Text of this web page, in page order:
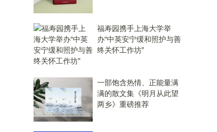
福寿园携手上海大学举
办“中英安宁缓和照护与善
终关怀工作坊”
一部饱含热情、正能量满
满的散文集《明月从此望
两乡》重磅推荐